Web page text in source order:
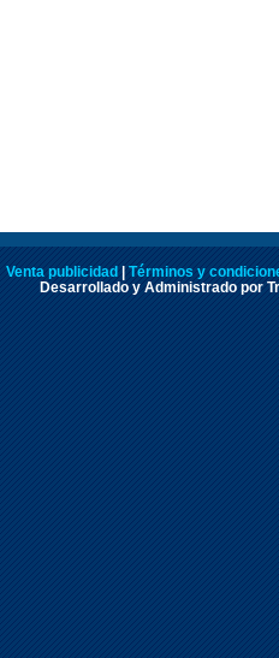
Venta publicidad | Términos y
Desarrollado y Administrado por